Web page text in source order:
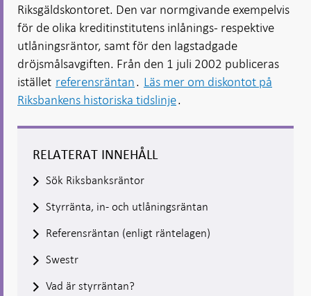
Riksgäldskontoret. Den var normgivande exempelvis
för de olika kreditinstitutens inlånings- respektive
utlåningsräntor, samt för den lagstadgade
dröjsmålsavgiften. Från den 1 juli 2002 publiceras
istället referensräntan. Läs mer om diskontot på
Riksbankens historiska tidslinje.
RELATERAT INNEHÅLL
Sök Riksbanksräntor
Styrränta, in- och utlåningsräntan
Referensräntan (enligt räntelagen)
Swestr
Vad är styrräntan?